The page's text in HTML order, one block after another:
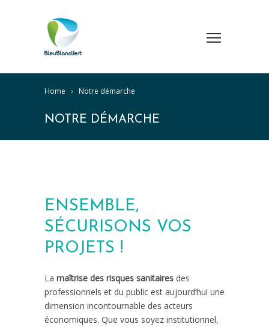
Home Notre démarche
NOTRE DÉMARCHE
ENSEMBLE,
SÉCURISONS VOS
PROJETS !
La maîtrise des risques sanitaires des
professionnels et du public est aujourd’hui une
dimension incontournable des acteurs
économiques. Que vous soyez institutionnel,